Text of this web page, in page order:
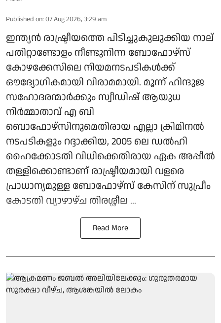
Published on: 07 Aug 2026, 3:29 am
ഇന്ത്യൻ രാഷ്ട്രീയത്തെ പിടിച്ചുകുലുക്കിയ നാല്
പതിറ്റാണ്ടോളം നീണ്ടുനിന്ന ബോഫോഴ്സ്
കോഴക്കേസിലെ നിയമനടപടികൾക്ക്
ഔദ്യോഗികമായി വിരാമമായി. മൂന്ന് ഹിന്ദുജ
സഹോദരന്മാർക്കും സ്വീഡിഷ് ആയുധ
നിർമ്മാതാവ് എ ബി
ബൊഫോഴ്‌സിനുമെതിരായ എല്ലാ ക്രിമിനൽ
നടപടികളും റദ്ദാക്കിയ, 2005 ലെ ഡൽഹി
ഹൈക്കോടതി വിധിക്കെതിരായ ഏക അപ്പീൽ
തള്ളിക്കൊണ്ടാണ് രാഷ്ട്രീയമായി വളരെ
പ്രാധാന്യമുള്ള ബോഫോഴ്‌സ് കേസിന് സുപ്രീം
കോടതി വ്യാഴാഴ്ച തിരശ്ശീല ...
Read More